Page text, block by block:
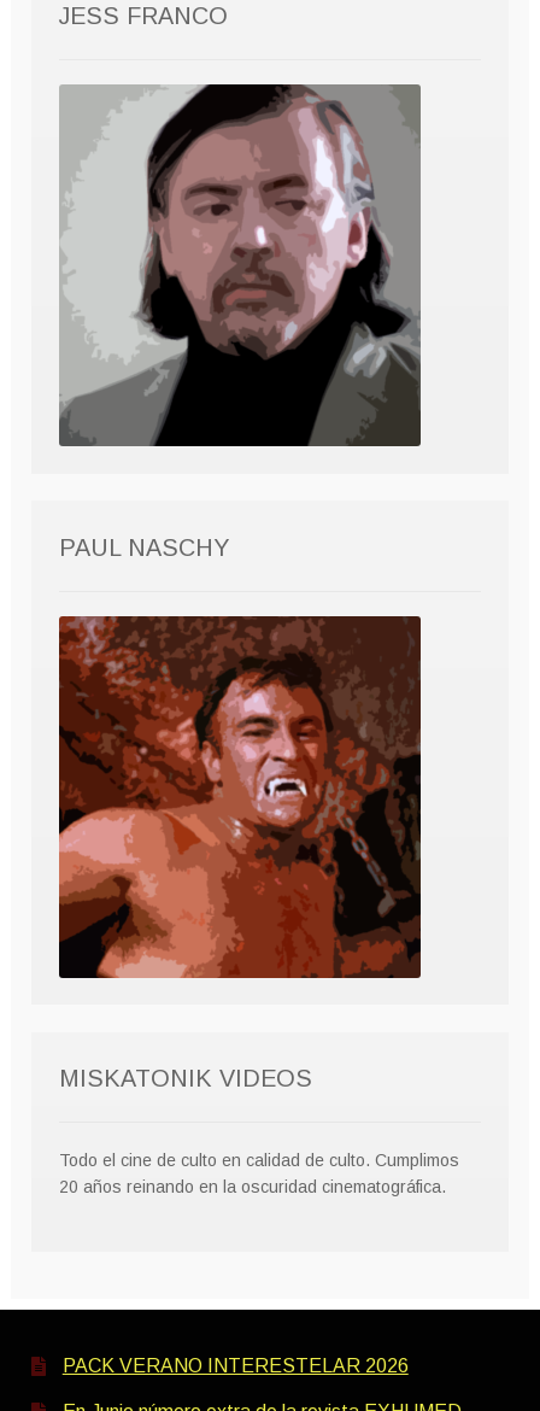
JESS FRANCO
PAUL NASCHY
MISKATONIK VIDEOS
Todo el cine de culto en calidad de culto. Cumplimos
20 años reinando en la oscuridad cinematográfica.
PACK VERANO INTERESTELAR 2026